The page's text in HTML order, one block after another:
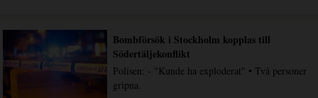
Bombförsök i Stockholm kopplas till
Södertäljekonflikt
Polisen: - "Kunde ha exploderat" • Två personer
gripna.